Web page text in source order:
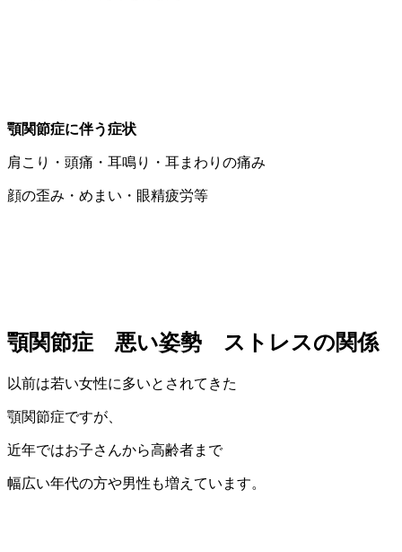
顎関節症に伴う症状
肩こり・頭痛・耳鳴り・耳まわりの痛み
顔の歪み・めまい・眼精疲労等
顎関節症 悪い姿勢 ストレスの関係
以前は若い女性に多いとされてきた
顎関節症ですが、
近年ではお子さんから高齢者まで
幅広い年代の方や男性も増えています。